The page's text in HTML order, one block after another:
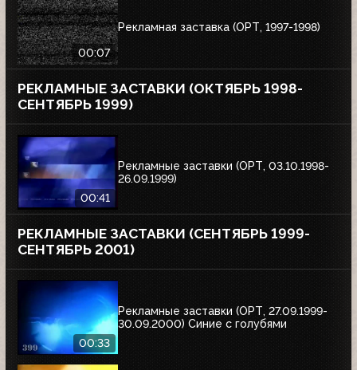
00:07
Рекламная заставка (ОРТ, 1997-1998)
РЕКЛАМНЫЕ ЗАСТАВКИ (ОКТЯБРЬ 1998-
СЕНТЯБРЬ 1999)
00:41
Рекламные заставки (ОРТ, 03.10.1998-
26.09.1999)
РЕКЛАМНЫЕ ЗАСТАВКИ (СЕНТЯБРЬ 1999-
СЕНТЯБРЬ 2001)
00:33
Рекламные заставки (ОРТ, 27.09.1999-
30.09.2000) Синие с голубями